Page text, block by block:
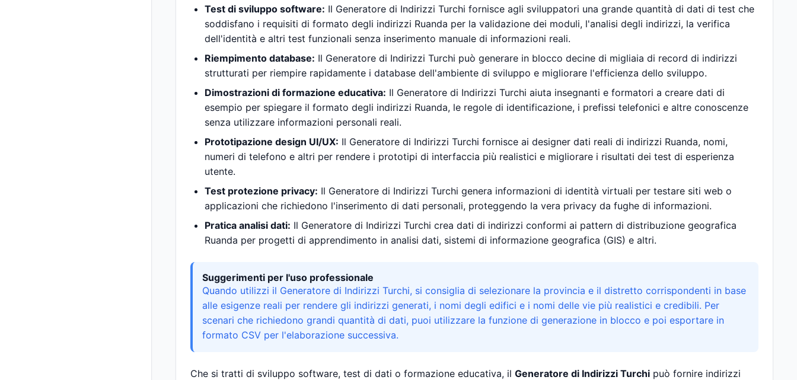
Test di sviluppo software: Il Generatore di Indirizzi Turchi fornisce agli sviluppatori una grande quantità di dati di test che
soddisfano i requisiti di formato degli indirizzi Ruanda per la validazione dei moduli, l'analisi degli indirizzi, la verifica
dell'identità e altri test funzionali senza inserimento manuale di informazioni reali.
Riempimento database: Il Generatore di Indirizzi Turchi può generare in blocco decine di migliaia di record di indirizzi
strutturati per riempire rapidamente i database dell'ambiente di sviluppo e migliorare l'efficienza dello sviluppo.
Dimostrazioni di formazione educativa: Il Generatore di Indirizzi Turchi aiuta insegnanti e formatori a creare dati di
esempio per spiegare il formato degli indirizzi Ruanda, le regole di identificazione, i prefissi telefonici e altre conoscenze
senza utilizzare informazioni personali reali.
Prototipazione design UI/UX: Il Generatore di Indirizzi Turchi fornisce ai designer dati reali di indirizzi Ruanda, nomi,
numeri di telefono e altri per rendere i prototipi di interfaccia più realistici e migliorare i risultati dei test di esperienza
utente.
Test protezione privacy: Il Generatore di Indirizzi Turchi genera informazioni di identità virtuali per testare siti web o
applicazioni che richiedono l'inserimento di dati personali, proteggendo la vera privacy da fughe di informazioni.
Pratica analisi dati: Il Generatore di Indirizzi Turchi crea dati di indirizzi conformi ai pattern di distribuzione geografica
Ruanda per progetti di apprendimento in analisi dati, sistemi di informazione geografica (GIS) e altri.
Suggerimenti per l'uso professionale
Quando utilizzi il Generatore di Indirizzi Turchi, si consiglia di selezionare la provincia e il distretto corrispondenti in base
alle esigenze reali per rendere gli indirizzi generati, i nomi degli edifici e i nomi delle vie più realistici e credibili. Per
scenari che richiedono grandi quantità di dati, puoi utilizzare la funzione di generazione in blocco e poi esportare in
formato CSV per l'elaborazione successiva.
Che si tratti di sviluppo software, test di dati o formazione educativa, il Generatore di Indirizzi Turchi può fornire indirizzi